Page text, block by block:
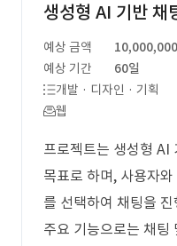
생성형 AI 기반 채
예상 금액
예상 기간
60일
개발 · 디자인 · 기획
웹
프로젝트는 생성형 AI
목표로 하며, 사용자
를 선택하여 채팅을
주요 기능으로는 채팅